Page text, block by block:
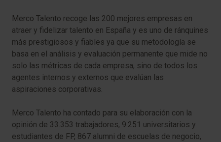
Merco Talento recoge las 200 mejores empresas en
atraer y fidelizar talento en España y es uno de ránquines
más prestigiosos y fiables ya que su metodología se
basa en el análisis y evaluación permanente que mide no
solo las métricas de cada empresa, sino de todos los
agentes internos y externos que evalúan las
aspiraciones corporativas.
Merco Talento ha contado para su elaboración con la
opinión de 33.353 trabajadores, 9.251 universitarios y
estudiantes de FP, 867 alumni de escuelas de negocio,